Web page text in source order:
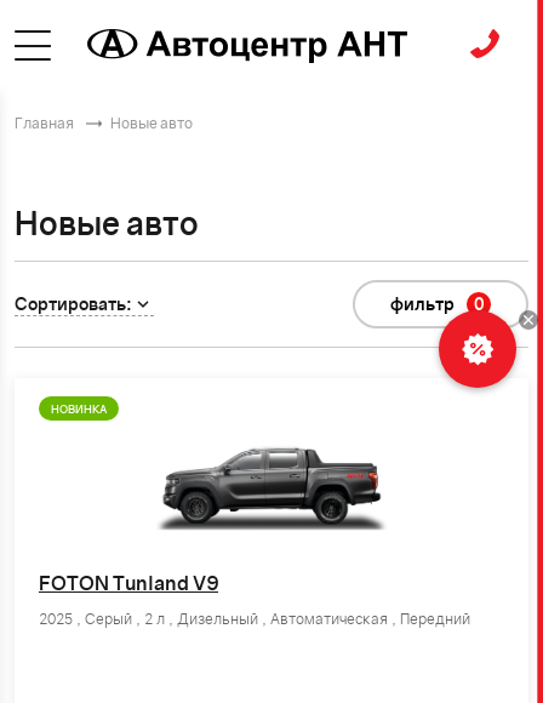
Главная Новые авто
Новые авто
Сортировать: фильтр 0
НОВИНКА
FOTON Tunland V9
2025 , Серый , 2 л , Дизельный , Автоматическая , Передний